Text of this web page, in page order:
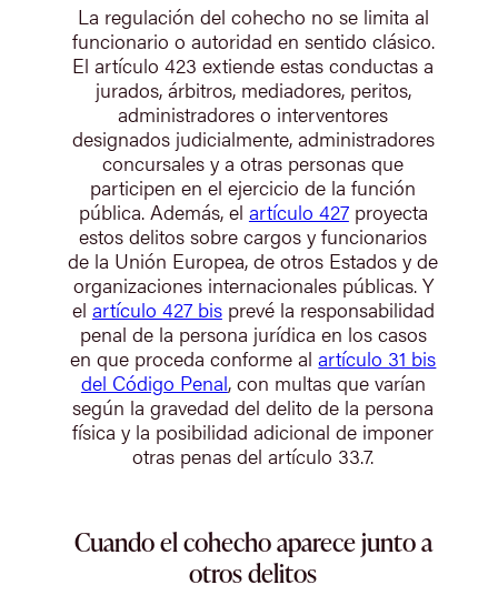
La regulación del cohecho no se limita al
funcionario o autoridad en sentido clásico.
El artículo 423 extiende estas conductas a
jurados, árbitros, mediadores, peritos,
administradores o interventores
designados judicialmente, administradores
concursales y a otras personas que
participen en el ejercicio de la función
pública. Además, el artículo 427proyecta
estos delitos sobre cargos y funcionarios
de la Unión Europea, de otros Estados y de
organizaciones internacionales públicas. Y
el artículo 427 bisprevé la responsabilidad
penal de la persona jurídica en los casos
en que proceda conforme alartículo 31 bis
del Código Penal, con multas que varían
según la gravedad del delito de la persona
física y la posibilidad adicional de imponer
otras penas del artículo 33.7.
Cuando el cohecho aparece junto a
otros delitos